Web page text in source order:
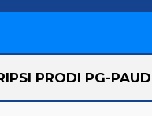
PRODI PG-PAUD